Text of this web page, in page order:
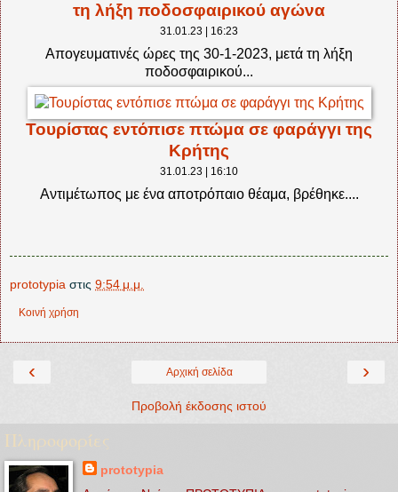
τη λήξη ποδοσφαιρικού αγώνα
31.01.23 | 16:23
Απογευματινές ώρες της 30-1-2023, μετά τη λήξη
ποδοσφαιρικού...
Τουρίστας εντόπισε πτώμα σε φαράγγι της
Κρήτης
31.01.23 | 16:10
Αντιμέτωπος με ένα αποτρόπαιο θέαμα, βρέθηκε....
prototypia στις 9:54 μ.μ.
Κοινή χρήση
‹ ›
Αρχική σελίδα
Προβολή έκδοσης ιστού
Πληροφορίες
prototypia